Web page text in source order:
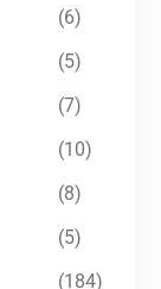
(6)
(5)
(7)
(10)
(8)
(5)
(184)